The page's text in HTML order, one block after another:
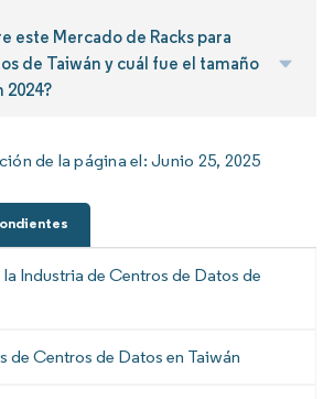
este Mercado de Racks para
de Taiwán y cuál fue el tamaño
2024?
de la página el:Junio 25, 2025
Industria de Centros de Datos de
de Centros de Datos en Taiwán